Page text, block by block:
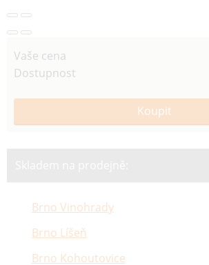
Vaše cena
Dostupnost
Brno Vinohrady
Brno Líšeň
Brno Kohoutovice